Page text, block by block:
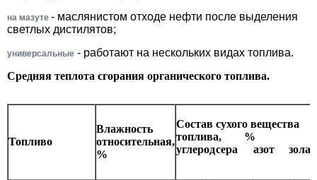
на мазуте - маслянистом отходе нефти после выделения
светлых дистилятов;
универсальные - работают на нескольких видах топлива.
Средняя теплота сгорания органического топлива.
Топливо
Влажность
относительная,
%
Состав сухого вещества
топлива, %
углеродсера азот зола